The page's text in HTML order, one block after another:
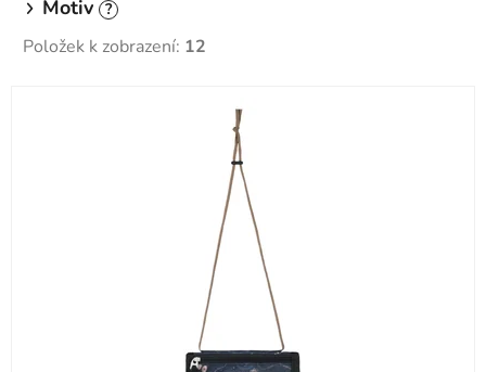
Motiv ?
Položek k zobrazení: 12